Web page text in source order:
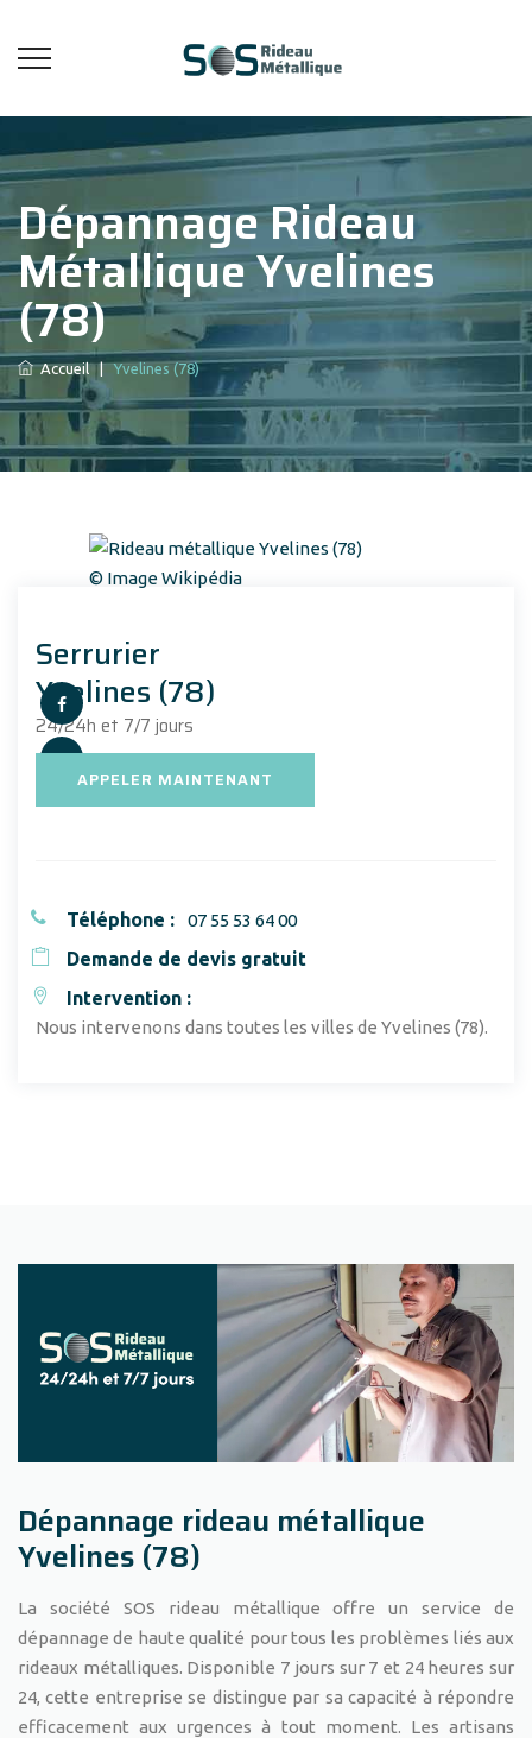
Dépannage Rideau
Métallique Yvelines
(78)
Accueil | Yvelines (78)
© Image Wikipédia
Serrurier
Yvelines (78)
24/24h et 7/7 jours
APPELER MAINTENANT
Téléphone : 07 55 53 64 00
Demande de devis gratuit
Intervention :
Nous intervenons dans toutes les villes de Yvelines (78).
Dépannage rideau métallique
Yvelines (78)
La société SOS rideau métallique offre un service de
dépannage de haute qualité pour tous les problèmes liés aux
rideaux métalliques. Disponible 7 jours sur 7 et 24 heures sur
24, cette entreprise se distingue par sa capacité à répondre
efficacement aux urgences à tout moment. Les artisans